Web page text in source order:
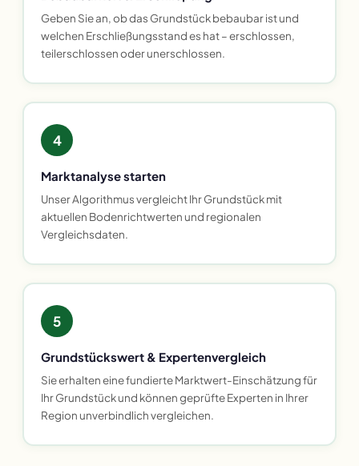
Geben Sie an, ob das Grundstück bebaubar ist und
welchen Erschließungsstand es hat – erschlossen,
teilerschlossen oder unerschlossen.
4
Marktanalyse starten
Unser Algorithmus vergleicht Ihr Grundstück mit
aktuellen Bodenrichtwerten und regionalen
Vergleichsdaten.
5
Grundstückswert & Expertenvergleich
Sie erhalten eine fundierte Marktwert-Einschätzung für
Ihr Grundstück und können geprüfte Experten in Ihrer
Region unverbindlich vergleichen.